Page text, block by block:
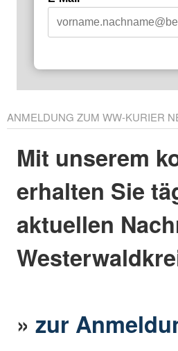
ANMELDUNG ZUM WW-KURIER
Mit unserem
erhalten Sie
aktuellen
»zur